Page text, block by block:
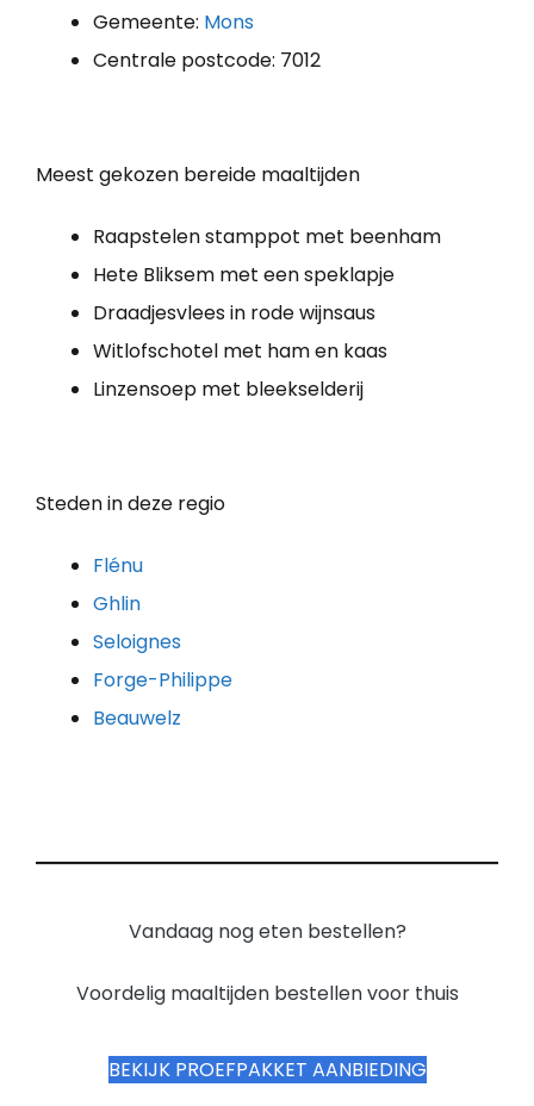
Gemeente: Mons
Centrale postcode: 7012
Meest gekozen bereide maaltijden
Raapstelen stamppot met beenham
Hete Bliksem met een speklapje
Draadjesvlees in rode wijnsaus
Witlofschotel met ham en kaas
Linzensoep met bleekselderij
Steden in deze regio
Flénu
Ghlin
Seloignes
Forge-Philippe
Beauwelz
Vandaag nog eten bestellen?
Voordelig maaltijden bestellen voor thuis
BEKIJK PROEFPAKKET AANBIEDING